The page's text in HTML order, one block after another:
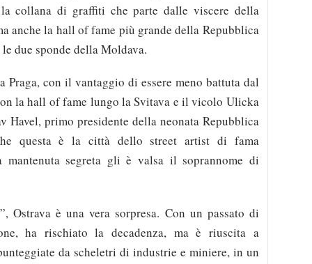
collana di graffiti che parte dalle viscere della
anche la hall of fame più grande della Repubblica
due sponde della Moldava.
Praga, con il vantaggio di essere meno battuta dal
la hall of fame lungo la Svitava e il vicolo Ulicka
Havel, primo presidente della neonata Repubblica
questa è la città dello street artist di fama
segreta gli è valsa il soprannome di
Ostrava è una vera sorpresa. Con un passato di
ha rischiato la decadenza, ma è riuscita a
da scheletri di industrie e miniere, in un